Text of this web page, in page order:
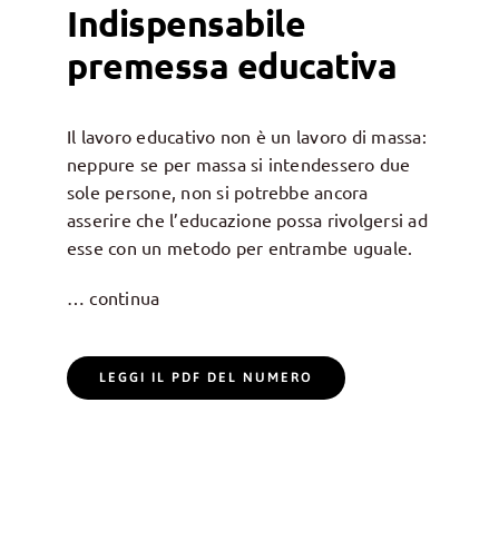
Indispensabile
premessa educativa
Il lavoro educativo non è un lavoro di massa:
neppure se per massa si intendessero due
sole persone, non si potrebbe ancora
asserire che l’educazione possa rivolgersi ad
esse con un metodo per entrambe uguale.
… continua
LEGGI IL PDF DEL NUMERO